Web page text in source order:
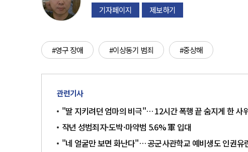
기자페이지 제보하기
#영구 장애 #이상동기 범죄 #중상해
관련기사
"딸 지키려던 엄마의 비극"… 12시간 폭행 끝 숨지게 한 사
작년 성범죄자·도박·마약범 5.6% 軍 입대
"네 얼굴만 보면 화난다"… 공군사관학교 예비생도 인권유